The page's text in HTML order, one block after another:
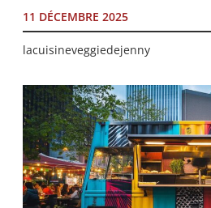
11 DÉCEMBRE 2025
lacuisineveggiedejenny